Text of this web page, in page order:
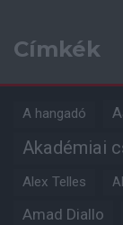
Címkék
A hangadó
Akadémiai
Alex Telles
Amad Diallo